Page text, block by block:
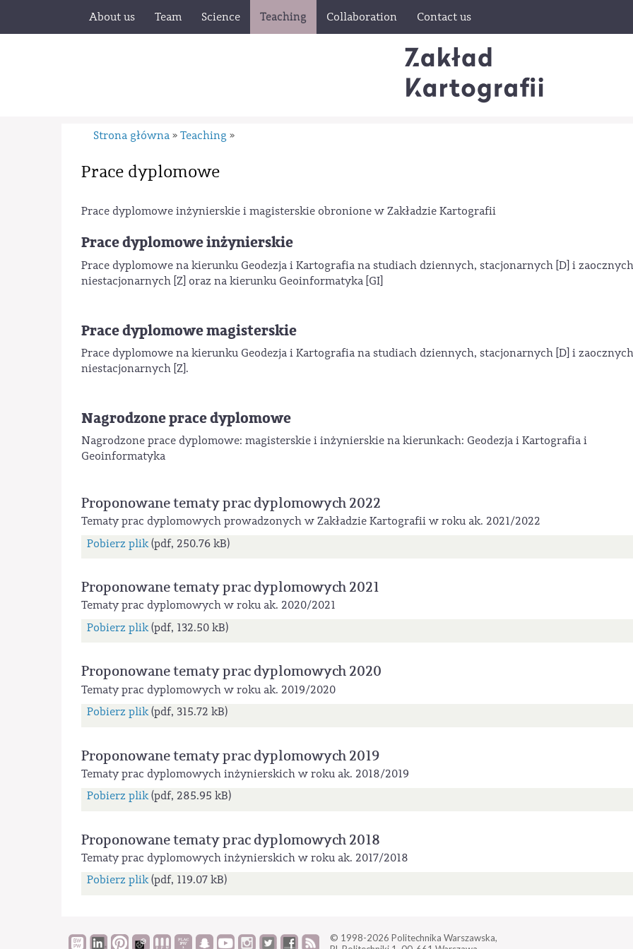
About us Team Science Teaching Collaboration Contact us
Strona główna » Teaching »
Prace dyplomowe
Prace dyplomowe inżynierskie i magisterskie obronione w Zakładzie Kartografii
Prace dyplomowe inżynierskie
Prace dyplomowe na kierunku Geodezja i Kartografia na studiach dziennych, stacjonarnych [D] i
niestacjonarnych [Z] oraz na kierunku Geoinformatyka [GI]
Prace dyplomowe magisterskie
Prace dyplomowe na kierunku Geodezja i Kartografia na studiach dziennych, stacjonarnych [D] i
niestacjonarnych [Z].
Nagrodzone prace dyplomowe
Nagrodzone prace dyplomowe: magisterskie i inżynierskie na kierunkach: Geodezja i Kartografia i
Geoinformatyka
Proponowane tematy prac dyplomowych 2022
Tematy prac dyplomowych prowadzonych w Zakładzie Kartografii w roku ak. 2021/2022
Pobierz plik(pdf, 250.76 kB)
Proponowane tematy prac dyplomowych 2021
Tematy prac dyplomowych w roku ak. 2020/2021
Pobierz plik(pdf, 132.50 kB)
Proponowane tematy prac dyplomowych 2020
Tematy prac dyplomowych w roku ak. 2019/2020
Pobierz plik(pdf, 315.72 kB)
Proponowane tematy prac dyplomowych 2019
Tematy prac dyplomowych inżynierskich w roku ak. 2018/2019
Pobierz plik(pdf, 285.95 kB)
Proponowane tematy prac dyplomowych 2018
Tematy prac dyplomowych inżynierskich w roku ak. 2017/2018
Pobierz plik(pdf, 119.07 kB)
© 1998-2026 Politechnika Warszawska,